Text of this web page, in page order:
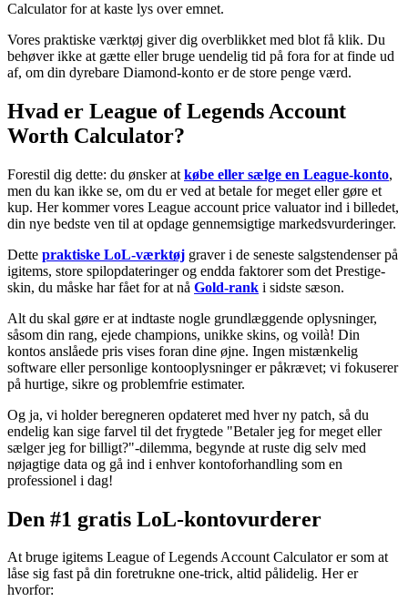
Calculator for at kaste lys over emnet.
Vores praktiske værktøj giver dig overblikket med blot få klik. Du
behøver ikke at gætte eller bruge uendelig tid på fora for at finde ud
af, om din dyrebare Diamond-konto er de store penge værd.
Hvad er League of Legends Account
Worth Calculator?
Forestil dig dette: du ønsker at købe eller sælge en League-konto,
men du kan ikke se, om du er ved at betale for meget eller gøre et
kup. Her kommer vores League account price valuator ind i billedet,
din nye bedste ven til at opdage gennemsigtige markedsvurderinger.
Dette praktiske LoL-værktøj graver i de seneste salgstendenser på
igitems, store spilopdateringer og endda faktorer som det Prestige-
skin, du måske har fået for at nå Gold-rank i sidste sæson.
Alt du skal gøre er at indtaste nogle grundlæggende oplysninger,
såsom din rang, ejede champions, unikke skins, og voilà! Din
kontos anslåede pris vises foran dine øjne. Ingen mistænkelig
software eller personlige kontooplysninger er påkrævet; vi fokuserer
på hurtige, sikre og problemfrie estimater.
Og ja, vi holder beregneren opdateret med hver ny patch, så du
endelig kan sige farvel til det frygtede "Betaler jeg for meget eller
sælger jeg for billigt?"-dilemma, begynde at ruste dig selv med
nøjagtige data og gå ind i enhver kontoforhandling som en
professionel i dag!
Den #1 gratis LoL-kontovurderer
At bruge igitems League of Legends Account Calculator er som at
låse sig fast på din foretrukne one-trick, altid pålidelig. Her er
hvorfor: